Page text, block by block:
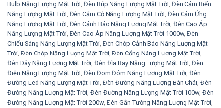
Bulb Năng Lượng Mặt Trời, Đèn Búp Năng Lượng Mặt Trời, Đèn Cảm Biến
Năng Lượng Mặt Trời, Đèn Cắm Cỏ Năng Lượng Mặt Trời, Đèn Cảm Ứng
Năng Lượng Mặt Trời, Đèn Cảnh Báo Năng Lượng Mặt Trời, Đèn Cao Áp
Năng Lượng Mặt Trời, Đèn Cao Áp Năng Lượng Mặt Trời 1000w, Đèn
Chiếu Sáng Năng Lượng Mặt Trời, Đèn Chớp Cảnh Báo Năng Lượng Mặt
Trời, Đèn Chớp Năng Lượng Mặt Trời, Đèn Cổng Năng Lượng Mặt Trời,
Đèn Dây Năng Lượng Mặt Trời, Đèn Đĩa Bay Năng Lượng Mặt Trời, Đèn
Điện Năng Lượng Mặt Trời, Đèn Đom Đóm Năng Lượng Mặt Trời, Đèn
Đường Led Năng Lượng Mặt Trời, Đèn Đường Năng Lượng Bàn Chải, Đèn
Đường Năng Lượng Mặt Trời, Đèn Đường Năng Lượng Mặt Trời 100w, Đèn
Đường Năng Lượng Mặt Trời 200w, Đèn Gắn Tường Năng Lượng Mặt Trời,